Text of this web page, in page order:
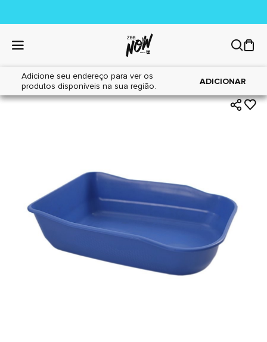
Adicione seu endereço para ver os
produtos disponíveis na sua região.
ADICIONAR
Home|Gatos|Areia Sanitária